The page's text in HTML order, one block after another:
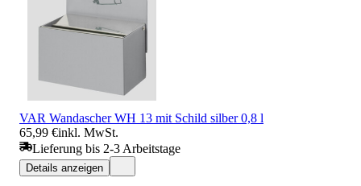
VAR Wandascher WH 13 mit Schild silber 0,8 l
65,99 €inkl. MwSt.
Lieferung bis 2-3 Arbeitstage
Details anzeigen